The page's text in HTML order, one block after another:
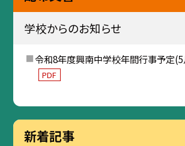
学校からのお知らせ
令和8年度興南中学校年間行事予定
PDF
新着記事